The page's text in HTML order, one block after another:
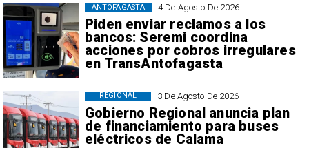
4 De Agosto De 2026
Piden enviar reclamos a los
bancos: Seremi coordina
acciones por cobros irregulares
en TransAntofagasta
ANTOFAGASTA
3 De Agosto De 2026
Gobierno Regional anuncia plan
de financiamiento para buses
eléctricos de Calama
REGIONAL